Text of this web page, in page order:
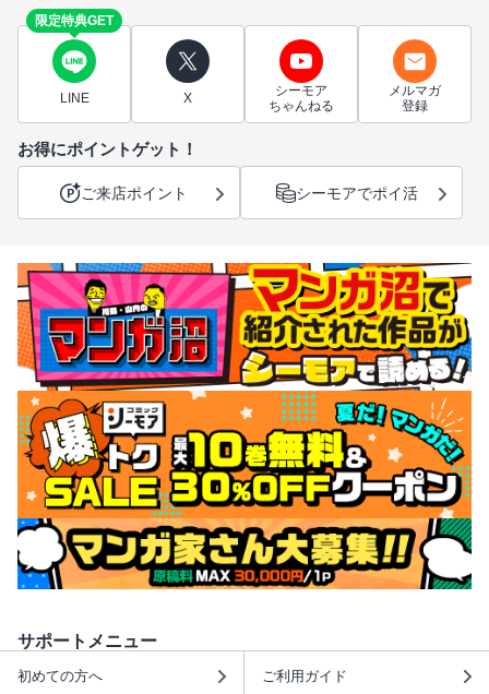
限定特典GET
LINE X
シーモア
ちゃんねる
メルマガ
登録
お得にポイントゲット！
ご来店ポイント シーモアでポイ活
サポートメニュー
初めての方へ ご利用ガイド